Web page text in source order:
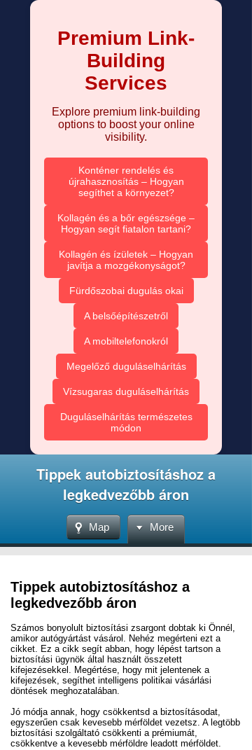
Premium Link-
Building
Services
Explore premium link-building
options to boost your online
visibility.
Konténer rendelés és
újrahasznosítás – Hogyan
segíthet a környezet?
Kollagén és a bőr egészsége –
Hogyan segít fiatalon tartani?
Kollagén és ízületek – Hogyan
javítja a mozgékonyságot?
Fürdőszobai dugulás okai
A belsőépítészetről
A mobiltelefonokról
Megelőző duguláselhárítás
Vízsugaras duguláselhárítás
Duguláselhárítás természetes
módon
Tippek autobiztosításhoz a
legkedvezőbb áron
Map More
Tippek autobiztosításhoz a
legkedvezőbb áron
Számos bonyolult biztosítási zsargont dobtak ki Önnél,
amikor autógyártást vásárol. Nehéz megérteni ezt a
cikket. Ez a cikk segít abban, hogy lépést tartson a
biztosítási ügynök által használt összetett
kifejezésekkel. Megértése, hogy mit jelentenek a
kifejezések, segíthet intelligens politikai vásárlási
döntések meghozatalában.
Jó módja annak, hogy csökkentsd a biztosításodat,
egyszerűen csak kevesebb mérföldet vezetsz. A legtöbb
biztosítási szolgáltató csökkenti a prémiumát,
csökkentve a kevesebb mérföldre leadott mérföldet.